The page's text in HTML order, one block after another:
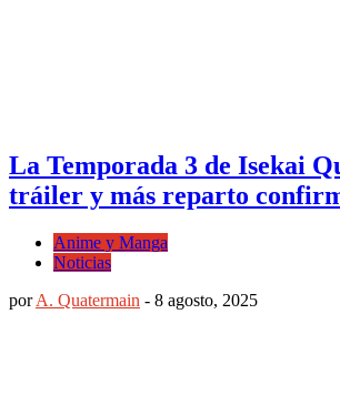
La Temporada 3 de Isekai
tráiler y más reparto
Anime y Manga
Noticias
porA. Quatermain - 8 agosto, 2025